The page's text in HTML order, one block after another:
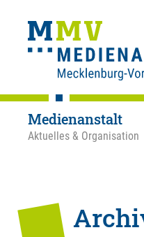
Medienanstalt
Aktuelles & Organisation